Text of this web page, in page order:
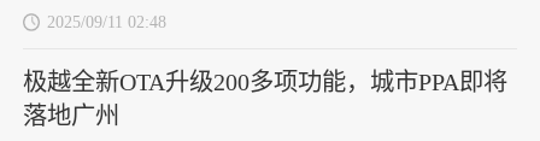
2025/09/11 02:48
极越全新OTA升级200多项功能，城市PPA即将
落地广州